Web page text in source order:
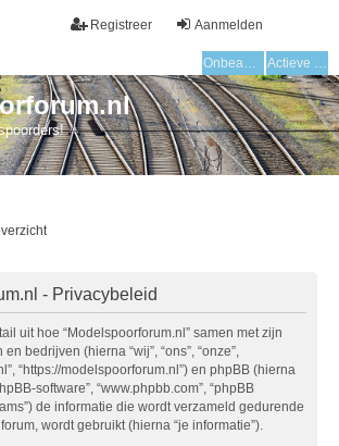
Aanmelden
Registreer
Onbeantwoorde onderwerpen Actieve onderwerpen
- Privacybeleid
uit hoe “Modelspoorforum.nl” samen met zijn
bedrijven (hierna “wij”, “ons”, “onze”,
“https://modelspoorforum.nl”) en phpBB (hierna
software”, “www.phpbb.com”, “phpBB
de informatie die wordt verzameld gedurende
wordt gebruikt (hierna “je informatie”).